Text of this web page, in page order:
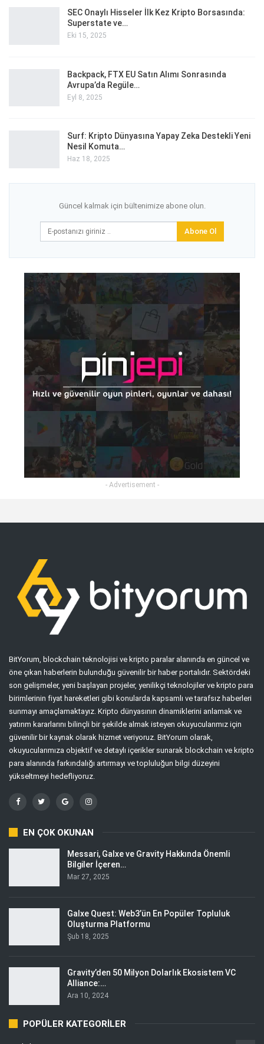
SEC Onaylı Hisseler İlk Kez Kripto Borsasında:
Superstate ve…
Eki 15, 2025
Backpack, FTX EU Satın Alımı Sonrasında
Avrupa’da Regüle…
Eyl 8, 2025
Surf: Kripto Dünyasına Yapay Zeka Destekli Yeni
Nesil Komuta…
Haz 18, 2025
Güncel kalmak için bültenimize abone olun.
Abone Ol
- Advertisement -
BitYorum, blockchain teknolojisi ve kripto paralar alanında en güncel ve
öne çıkan haberlerin bulunduğu güvenilir bir haber portalıdır. Sektördeki
son gelişmeler, yeni başlayan projeler, yenilikçi teknolojiler ve kripto para
birimlerinin fiyat hareketleri gibi konularda kapsamlı ve tarafsız haberleri
sunmayı amaçlamaktayız. Kripto dünyasının dinamiklerini anlamak ve
yatırım kararlarını bilinçli bir şekilde almak isteyen okuyucularımız için
güvenilir bir kaynak olarak hizmet veriyoruz. BitYorum olarak,
okuyucularımıza objektif ve detaylı içerikler sunarak blockchain ve kripto
para alanında farkındalığı artırmayı ve topluluğun bilgi düzeyini
yükseltmeyi hedefliyoruz.
EN ÇOK OKUNAN
Messari, Galxe ve Gravity Hakkında Önemli
Bilgiler İçeren…
Mar 27, 2025
Galxe Quest: Web3’ün En Popüler Topluluk
Oluşturma Platformu
Şub 18, 2025
Gravity’den 50 Milyon Dolarlık Ekosistem VC
Alliance:…
Ara 10, 2024
POPÜLER KATEGORILER